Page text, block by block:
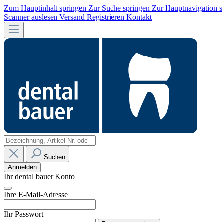
Zum Hauptinhalt springen Zur Suche springen Zur Hauptnavigation
Scanner auslesen Versand Registrieren Kontakt
Suchen
Anmelden
Ihr dental bauer Konto
Ihre E-Mail-Adresse
Ihr Passwort